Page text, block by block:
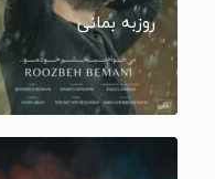
روزبه بمانی